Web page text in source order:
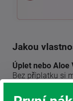
Jakou
Úplet nebo Aloe
Bez příplatku si
Vera. Patří mezi
Oba potahy mají